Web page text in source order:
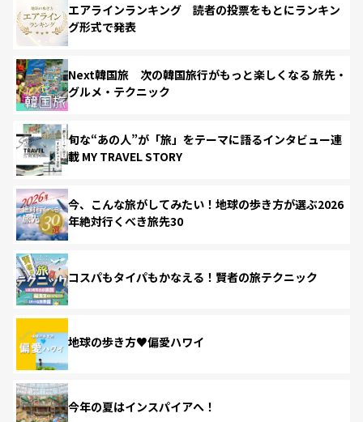
エアラインランキング 読者の投票をもとにランキン
グ形式で発表
Next韓国旅 次の韓国旅行がもっと楽しくなる 旅先・
グルメ・テクニック
旬な“あの人”が「旅」をテーマに語るインタビュー連
載 MY TRAVEL STORY
今、こんな旅がしてみたい！地球の歩き方が選ぶ2026
年絶対行くべき旅先30
コスパもタイパもかなえる！賢者の旅テクニック
地球の歩き方♥偏愛ハワイ
今年の夏はインスパイアへ！